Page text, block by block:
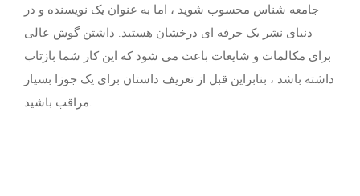
جامعه شناس محسوب شوید ، اما به عنوان یک نویسنده و در
دنیای نشر یک حرفه ای درخشان هستید. داشتن گوش عالی
برای مکالمات و شایعات باعث می شود که این کار شما بازتاب
داشته باشد ، بنابراین قبل از تعریف داستان برای یک جوزا بسیار
مراقب باشید.